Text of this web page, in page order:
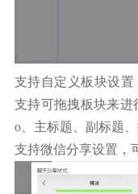
支持自定义板块设置
支持可拖拽板块来进
o、主标题、副标题
支持微信分享设置，